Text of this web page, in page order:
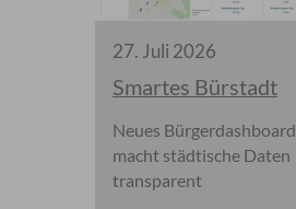
27. Juli 2026
Smartes Bürstadt
Neues Bürgerdashboard
macht städtische Daten
transparent